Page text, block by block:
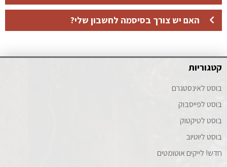
האם יש צורך בסיסמה לחשבון שלי?
קטגוריות
בוסט לאינסטגרם
בוסט לפייסבוק
בוסט לטיקטוק
בוסט ליוטיוב
חדש! לייקים אוטומטים